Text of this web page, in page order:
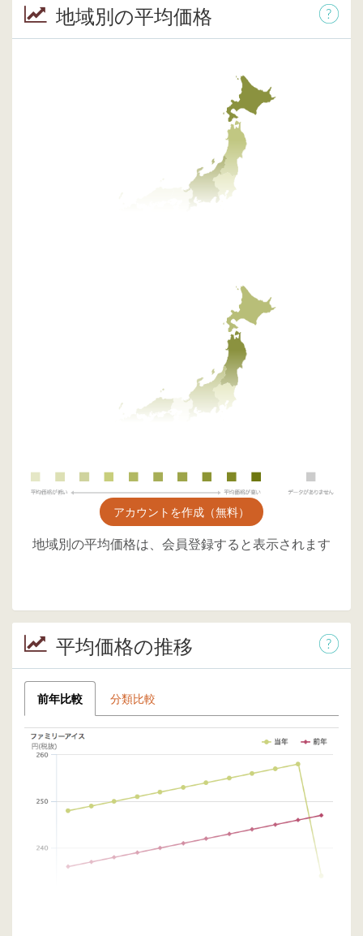
地域別の平均価格
アカウントを作成（無料）
地域別の平均価格は、会員登録すると表示されます
平均価格の推移
前年比較 分類比較